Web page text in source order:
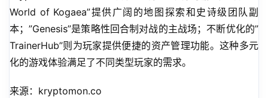
World of Kogaea”提供广阔的地图探索和史诗级团队副
本；”Genesis”是策略性回合制对战的主战场；不断优化的”
TrainerHub”则为玩家提供便捷的资产管理功能。这种多元
化的游戏体验满足了不同类型玩家的需求。
来源：kryptomon.co